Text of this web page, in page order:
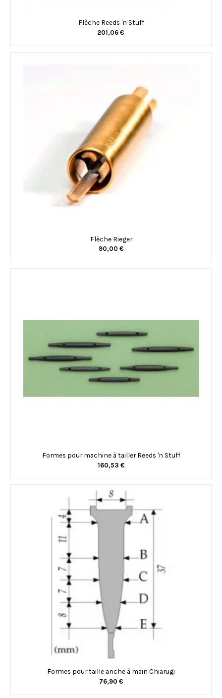
Flèche Reeds 'n Stuff
201,06 €
Flèche Rieger
90,00 €
Formes pour machine à tailler Reeds 'n Stuff
160,53 €
Formes pour taille anche à main Chiarugi
76,90 €